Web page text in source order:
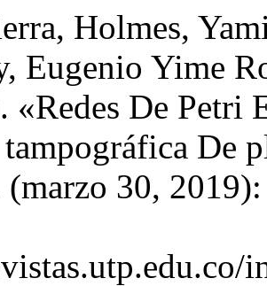
Holmes,
Eugenio Yime
«Redes De Petri
De
30,